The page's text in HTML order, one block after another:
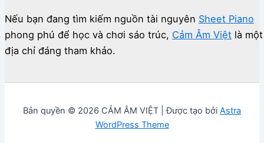
Nếu bạn đang tìm kiếm nguồn tài nguyên Sheet Piano
phong phú để học và chơi sáo trúc, Cảm Âm Việt là một
địa chỉ đáng tham khảo.
Bản quyền © 2026 CẢM ÂM VIỆT | Được tạo bởi Astra
WordPress Theme